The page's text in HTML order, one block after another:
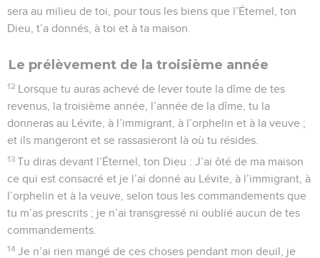
de l’orphelin et de la veuve ! – Et tout le peuple dira : Amen !
20
Maudit soit celui qui couche avec la femme de son père,
dira : Amen !
21 Maudit soit celui qui couche avec une bête quelconque ! –
Et tout le peuple dira : Amen !
22 Maudit soit celui qui couche avec sa sœur, fille de son
père ou fille de sa mère ! – Et tout le peuple dira : Amen !
Maudit soit celui qui couche avec sa belle-mère ! – Et tout
le peuple dira : Amen !
Maudit soit celui qui frappe son prochain en secret ! – Et
tout le peuple dira : Amen !
Maudit soit celui qui reçoit un présent pour répandre le